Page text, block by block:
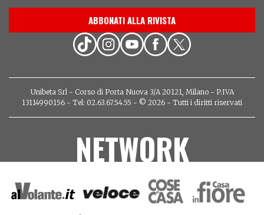
ABBONATI ALLA RIVISTA
Unibeta Srl - Corso di Porta Nuova 3/A 20121, Milano - P.IVA
13114990156 - Tel: 02.63.67.54.55 - © 2026 - Tutti i diritti riservati
NETWORK